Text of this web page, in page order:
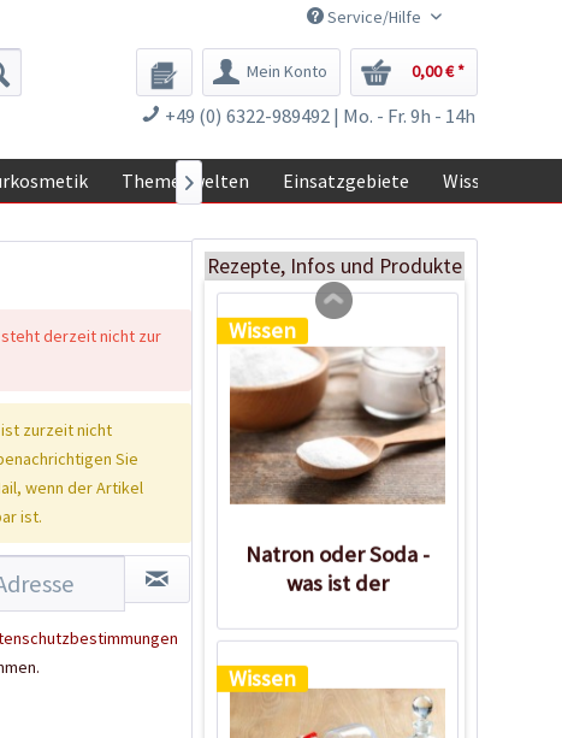
Service/Hilfe
Mein Konto 0,00 € *
+49 (0) 6322-989492 | Mo. - Fr. 9h - 14h
Themenwelten Einsatzgebiete Wissen

derzeit nicht zur
zurzeit nicht
Sie
wenn der Artikel
ist.
Rezepte, Infos und Produkte
Rezeptbuch für
ökologische
Reinigungsmittel
2,79 € *
Ausverkauft
Wissen
Natron oder Soda -
was ist der
Wissen